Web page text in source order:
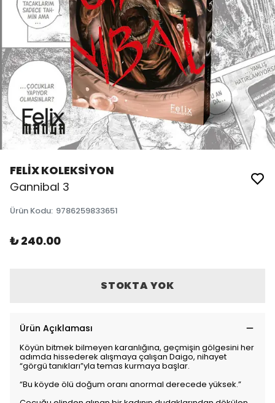
FELİX KOLEKSİYON
Gannibal 3
Ürün Kodu: 9786259833651
₺ 240.00
STOKTA YOK
Ürün Açıklaması
Köyün bitmek bilmeyen karanlığına, geçmişin gölgesini her
adımda hissederek alışmaya çalışan Daigo, nihayet
“görgü tanıkları”yla temas kurmaya başlar.
“Bu köyde ölü doğum oranı anormal derecede yüksek.”